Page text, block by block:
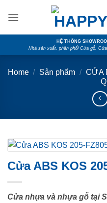
HỆ THỐNG
Nhà sản xuất, phân phối Cửa gỗ,
Home / Sản phẩm / CỬA
Cửa ABS KOS
Cửa nhựa và nhựa gỗ tại